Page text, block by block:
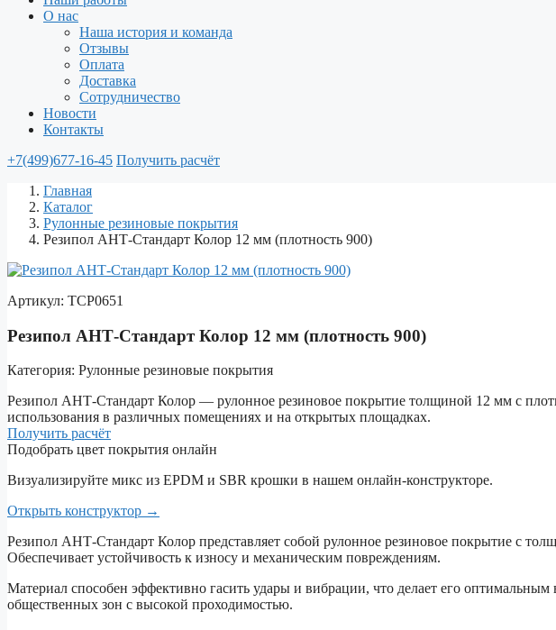
О нас
Наша история и команда
Отзывы
Оплата
Доставка
Сотрудничество
Новости
Контакты
+7(499)677-16-45 Получить расчёт
Главная
Каталог
Рулонные резиновые покрытия
Резипол АНТ-Стандарт Колор 12 мм (плотность 900)
Артикул: ТСР0651
Резипол АНТ-Стандарт Колор 12 мм (плотность 900)
Категория: Рулонные резиновые покрытия
Резипол АНТ-Стандарт Колор — рулонное резиновое покрытие толщиной 12 мм с
использования в различных помещениях и на открытых площадках.
Получить расчёт
Подобрать цвет покрытия онлайн
Визуализируйте микс из EPDM и SBR крошки в нашем онлайн-конструкторе.
Открыть конструктор →
Резипол АНТ-Стандарт Колор представляет собой рулонное резиновое покрытие с
Обеспечивает устойчивость к износу и механическим повреждениям.
Материал способен эффективно гасить удары и вибрации, что делает его
общественных зон с высокой проходимостью.